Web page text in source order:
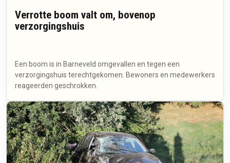
Verrotte boom valt om, bovenop
verzorgingshuis
Een boom is in Barneveld omgevallen en tegen een
verzorgingshuis terechtgekomen. Bewoners en medewerkers
reageerden geschrokken.